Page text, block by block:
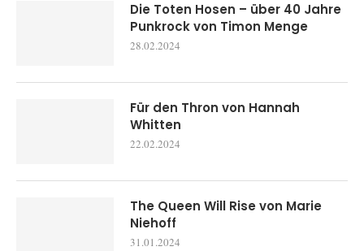
Die Toten Hosen – über 40 Jahre
Punkrock von Timon Menge
28.02.2024
Für den Thron von Hannah
Whitten
22.02.2024
The Queen Will Rise von Marie
Niehoff
31.01.2024